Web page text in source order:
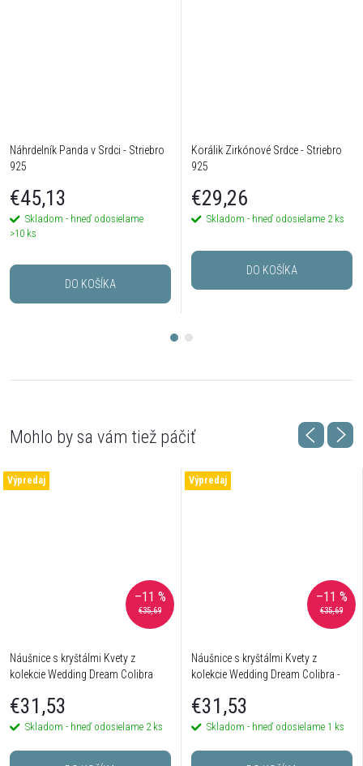
Náhrdelník Panda v Srdci - Striebro
925
€45,13
Skladom - hneď odosielame
>10 ks
DO KOŠÍKA
Korálik Zirkónové Srdce - Striebro
925
€29,26
Skladom - hneď odosielame 2 ks
DO KOŠÍKA
Výpredaj
€35,69
–11 %
Náušnice s kryštálmi Kvety z
kolekcie Wedding Dream Colibra
€31,53
Skladom - hneď odosielame 2 ks
Výpredaj
€35,69
–11 %
Náušnice s kryštálmi Kvety z
kolekcie Wedding Dream Colibra -
€31,53
Skladom - hneď odosielame 1 ks